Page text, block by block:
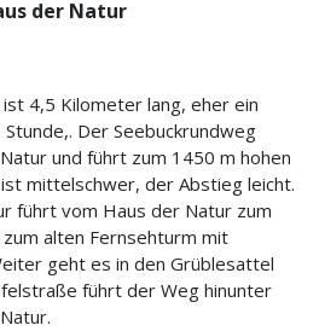
der Natur
4,5 Kilometer lang, eher ein
Der Seebuckrundweg
und führt zum 1450 m hohen
mittelschwer, der Abstieg leicht.
führt vom Haus der Natur zum
zum alten Fernsehturm mit
geht es in den Grüblesattel
führt der Weg hinunter